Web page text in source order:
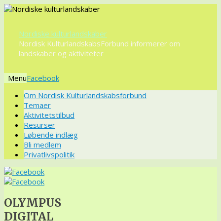
Nordiske kulturlandskaber
Nordisk KulturlandskabsForbund informerer om
landskaber og aktiviteter
Menu
Videre
indhold
Om Nordisk Kulturlandskabsforbund
Temaer
Aktivitetstilbud
Resurser
Løbende indlæg
Bli medlem
Privatlivspolitik
OLYMPUS
DIGITAL